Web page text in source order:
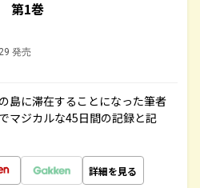
第1巻
発売
島に滞在することになった筆者
マジカルな45日間の記録と記
詳細を見る